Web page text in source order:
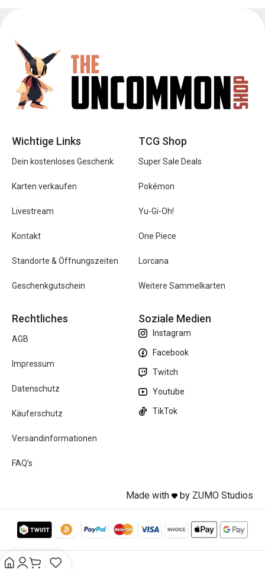
Wichtige Links
Dein kostenloses Geschenk
Karten verkaufen
Livestream
Kontakt
Standorte & Öffnungszeiten
Geschenkgutschein
TCG Shop
Super Sale Deals
Pokémon
Yu-Gi-Oh!
One Piece
Lorcana
Weitere Sammelkarten
Rechtliches
AGB
Impressum
Datenschutz
Käuferschutz
Versandinformationen
FAQ’s
Soziale Medien
Instagram
Facebook
Twitch
Youtube
TikTok
Made with by ZUMO Studios